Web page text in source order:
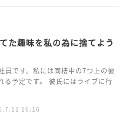
た趣味を私の為に捨てよう
員です。私には同棲中の7つ上の彼
る予定です。 彼氏にはライブに行
16:16